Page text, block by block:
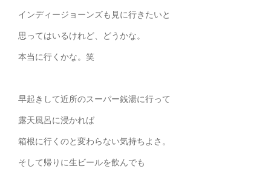
インディージョーンズも見に行きたいと
思ってはいるけれど、どうかな。
本当に行くかな。笑
早起きして近所のスーパー銭湯に行って
露天風呂に浸かれば
箱根に行くのと変わらない気持ちよさ。
そして帰りに生ビールを飲んでも